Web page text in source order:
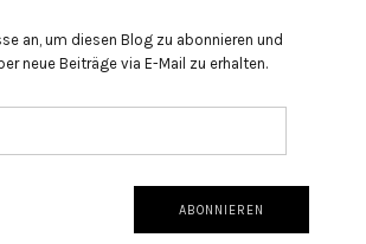
an, um diesen Blog zu abonnieren und
neue Beiträge via E-Mail zu erhalten.